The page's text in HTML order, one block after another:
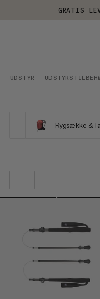
GRATIS
UDSTYR
Rygsække &